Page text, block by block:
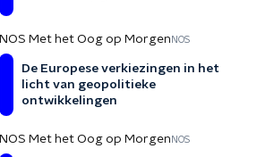
NOS Met het Oog op Morgen NOS
De Europese verkiezingen in het
licht van geopolitieke
ontwikkelingen
NOS Met het Oog op Morgen NOS